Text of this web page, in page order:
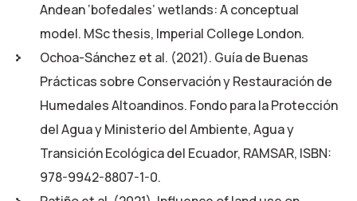
Andean ‘bofedales’ wetlands: A conceptual
model. MSc thesis, Imperial College London.
Ochoa-Sánchez et al. (2021). Guía de Buenas
Prácticas sobre Conservación y Restauración de
Humedales Altoandinos. Fondo para la Protección
del Agua y Ministerio del Ambiente, Agua y
Transición Ecológica del Ecuador, RAMSAR, ISBN:
978-9942-8807-1-0.